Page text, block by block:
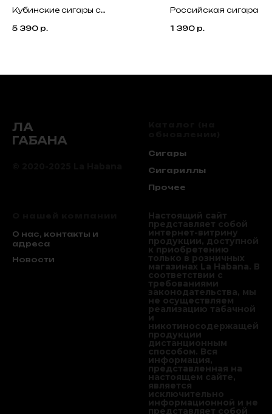
Кубинские сигары с
древесины по доступной
5 390 р.
Российская сигара
насыщенным
1 390 р.
ЛА
ГАБАНА
Сигары
Сигариллы
Прочее
О нас, контакты и
адреса
Новости
Настоящий сайт
представляет собой
интернет-витрину
продукции, доступной
к приобретению
только в розничных
магазинах La Habana. В
соответствии с
требованиями
законодательства, мы
не осуществляем
реализацию табачной
и
никотиносодержащей
продукции
дистанционным
способом. Вся
информация,
представленная на
настоящем сайте,
является
исключительно
информационной и не
представляет собой